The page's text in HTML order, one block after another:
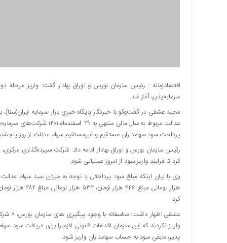
سرمایه‌پذیر، آغاز شد.
مجید عشقی در گفت‌وگو با خبرنگار پایگاه خبری بازار سرمایه
عدالت مربوط به سال مالی
پرداخت سود سهامداران مستقیم و غیرمستقیم سهام عدالت از روز پنجشنبه آغاز و به مدت ۴۸
رئیس سازمان بورس و اوراق بهادار ادامه داد: شرکت سپرده‌گذاری
کرد تا فرایند واریز سود از امروز عملیاتی شود.
کرد.
عشقی
واریز نکردند که این سازمان اقدامات قانونی لازم را برای دریافت
پذیر، مابقی سود به حساب سهامداران واریز شود.